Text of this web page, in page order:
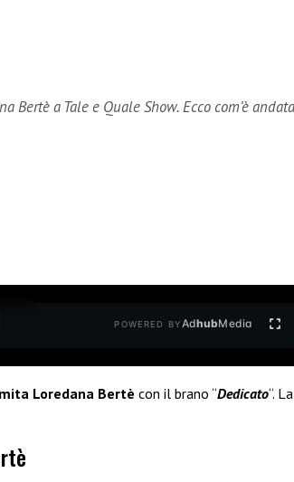
a Tale e Quale Show. Ecco com’è andata
POWERED BYAdhubMedia
Loredana Bertè con il brano “Dedicato“. La